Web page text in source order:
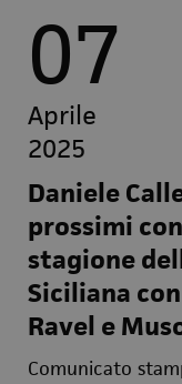
07
Aprile
2025
Daniele
prossimi
stagione
Siciliana
Ravel e
Comunicato